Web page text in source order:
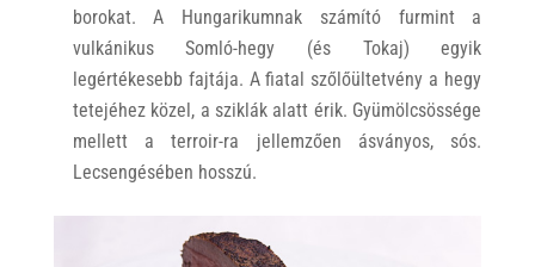
borokat. A Hungarikumnak számító furmint a
vulkánikus Somló-hegy (és Tokaj) egyik
legértékesebb fajtája. A fiatal szőlőültetvény a hegy
tetejéhez közel, a sziklák alatt érik. Gyümölcsössége
mellett a terroir-ra jellemzően ásványos, sós.
Lecsengésében hosszú.